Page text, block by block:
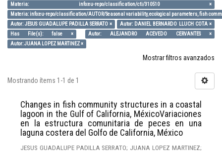
Materia: info:eu-repo/classification/cti/310510 ×
Materia: info:eu-repo/classification/AUTOR/Seasonal variability, ecological parameters, fish
Autor: JESUS GUADALUPE PADILLA SERRATO ×
Autor: DANIEL BERNARDO LLUCH COTA ×
Has File(s): false ×
Autor: ALEJANDRO ACEVEDO CERVANTES ×
Autor: JUANA LOPEZ MARTINEZ ×
Mostrar filtros avanzados
Mostrando ítems 1-1 de 1
Changes in fish community structures in a coastal
lagoon in the Gulf of California, MéxicoVariaciones
en la estructura comunitaria de peces en una
laguna costera del Golfo de California, México
JESUS GUADALUPE PADILLA SERRATO; JUANA LOPEZ MARTINEZ;